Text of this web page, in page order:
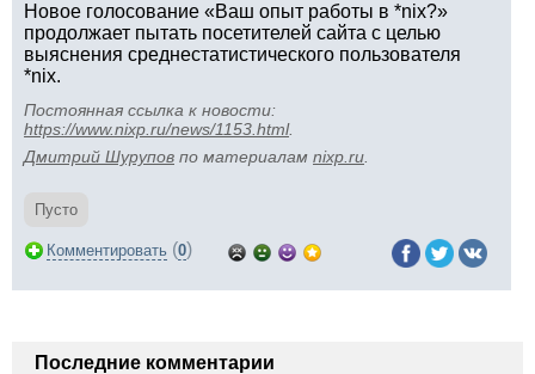
Новое голосование «Ваш опыт работы в *nix?»
продолжает пытать посетителей сайта с целью
выяснения среднестатистического пользователя
*nix.
Постоянная ссылка к новости:
https://www.nixp.ru/news/1153.html.
Дмитрий Шурупов по материалам nixp.ru
Пусто
Комментировать (0)
Последние комментарии